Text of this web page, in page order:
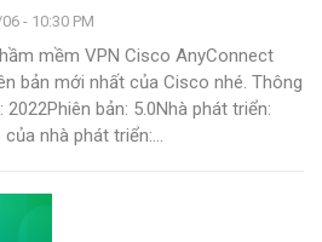
- 10:30 PM
mềm VPN Cisco AnyConnect
bản mới nhất của Cisco nhé. Thông
bản: 5.0Nhà phát triển:
nhà phát triển:…